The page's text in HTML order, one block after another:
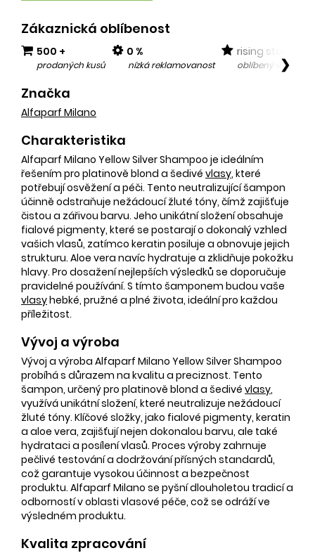
Zákaznická oblíbenost
500 +
prodaných kusů
0 %
nízká reklamovanost
rising star
oblíbený v❯
Značka
Alfaparf Milano
Charakteristika
Alfaparf Milano Yellow Silver Shampoo je ideálním
řešením pro platinově blond a šedivé vlasy, které
potřebují osvěžení a péči. Tento neutralizující šampon
účinně odstraňuje nežádoucí žluté tóny, čímž zajišťuje
čistou a zářivou barvu. Jeho unikátní složení obsahuje
fialové pigmenty, které se postarají o dokonalý vzhled
vašich vlasů, zatímco keratin posiluje a obnovuje jejich
strukturu. Aloe vera navíc hydratuje a zklidňuje pokožku
hlavy. Pro dosažení nejlepších výsledků se doporučuje
pravidelné používání. S tímto šamponem budou vaše
vlasyhebké, pružné a plné života, ideální pro každou
příležitost.
Vývoj a výroba
Vývoj a výroba Alfaparf Milano Yellow Silver Shampoo
probíhá s důrazem na kvalitu a preciznost. Tento
šampon, určený pro platinově blond a šedivé vlasy,
využívá unikátní složení, které neutralizuje nežádoucí
žluté tóny. Klíčové složky, jako fialové pigmenty, keratin
a aloe vera, zajišťují nejen dokonalou barvu, ale také
hydrataci a posílení vlasů. Proces výroby zahrnuje
pečlivé testování a dodržování přísných standardů,
což garantuje vysokou účinnost a bezpečnost
produktu. Alfaparf Milano se pyšní dlouholetou tradicí a
odborností v oblasti vlasové péče, což se odráží ve
výsledném produktu.
Kvalita zpracování